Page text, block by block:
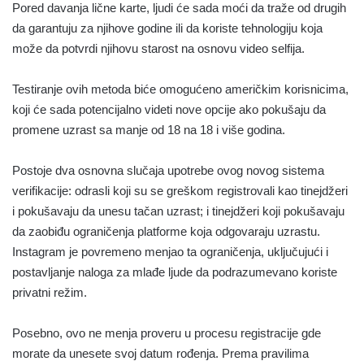
Pored davanja lične karte, ljudi će sada moći da traže od drugih
da garantuju za njihove godine ili da koriste tehnologiju koja
može da potvrdi njihovu starost na osnovu video selfija.
Testiranje ovih metoda biće omogućeno američkim korisnicima,
koji će sada potencijalno videti nove opcije ako pokušaju da
promene uzrast sa manje od 18 na 18 i više godina.
Postoje dva osnovna slučaja upotrebe ovog novog sistema
verifikacije: odrasli koji su se greškom registrovali kao tinejdžeri
i pokušavaju da unesu tačan uzrast; i tinejdžeri koji pokušavaju
da zaobiđu ograničenja platforme koja odgovaraju uzrastu.
Instagram je povremeno menjao ta ograničenja, uključujući i
postavljanje naloga za mlađe ljude da podrazumevano koriste
privatni režim.
Posebno, ovo ne menja proveru u procesu registracije gde
morate da unesete svoj datum rođenja. Prema pravilima